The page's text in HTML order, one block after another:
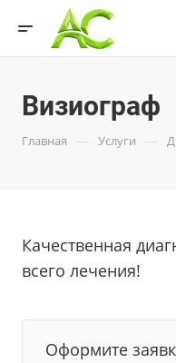
Визиограф
Главная — Услуги —
Качественная
всего лечения!
Оформите